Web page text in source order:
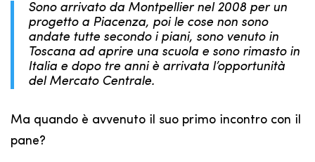
Sono arrivato da Montpellier nel 2008 per un
progetto a Piacenza, poi le cose non sono
andate tutte secondo i piani, sono venuto in
Toscana ad aprire una scuola e sono rimasto in
Italia e dopo tre anni è arrivata l’opportunità
del Mercato Centrale.
Ma quando è avvenuto il suo primo incontro con il
pane?